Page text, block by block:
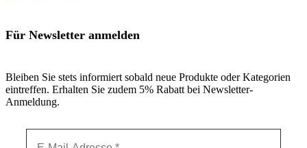
Für Newsletter anmelden
Bleiben Sie stets informiert sobald neue Produkte oder Kategorien
eintreffen. Erhalten Sie zudem 5% Rabatt bei Newsletter-
Anmeldung.